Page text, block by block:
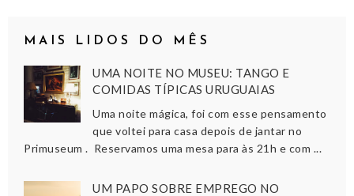
MAIS LIDOS DO MÊS
UMA NOITE NO MUSEU: TANGO E
COMIDAS TÍPICAS URUGUAIAS
Uma noite mágica, foi com esse pensamento
que voltei para casa depois de jantar no
Primuseum . Reservamos uma mesa para às 21h e com ...
UM PAPO SOBRE EMPREGO NO